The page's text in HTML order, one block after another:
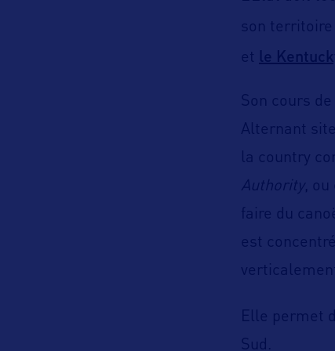
son territoire
et le
Son cours
Alternant
la country
Authority, ou
faire du
est
Elle permet
Sud.